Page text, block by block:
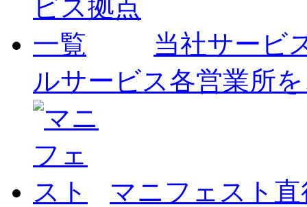
当社サービ
ルサービス各営業所
マニフェスト